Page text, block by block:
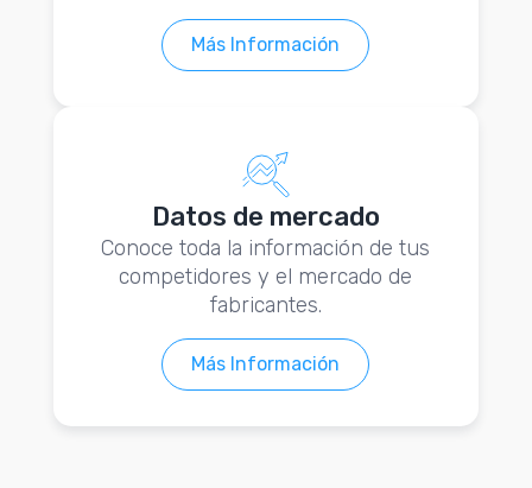
Más Información
Datos de mercado
Conoce toda la información de tus
competidores y el mercado de
fabricantes.
Más Información